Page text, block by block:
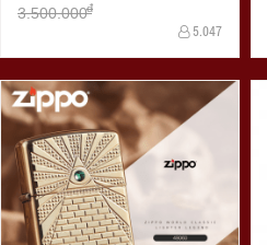
3.500.000đ
5.047